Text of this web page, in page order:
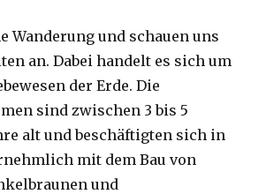
Wanderung und schauen uns
an. Dabei handelt es sich um
der Erde. Die
sind zwischen 3 bis 5
alt und beschäftigten sich in
mit dem Bau von
und